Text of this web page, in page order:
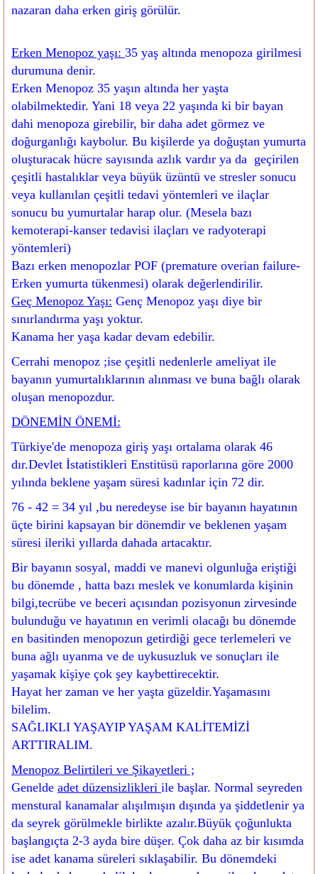
nazaran daha erken giriş görülür.
Erken Menopoz yaşı: 35 yaş altında menopoza girilmesi
durumuna denir.
Erken Menopoz 35 yaşın altında her yaşta
olabilmektedir. Yani 18 veya 22 yaşında ki bir bayan
dahi menopoza girebilir, bir daha adet görmez ve
doğurganlığı kaybolur. Bu kişilerde ya doğuştan yumurta
oluşturacak hücre sayısında azlık vardır ya da geçirilen
çeşitli hastalıklar veya büyük üzüntü ve stresler sonucu
veya kullanılan çeşitli tedavi yöntemleri ve ilaçlar
sonucu bu yumurtalar harap olur. (Mesela bazı
kemoterapi-kanser tedavisi ilaçları ve radyoterapi
yöntemleri)
Bazı erken menopozlar POF (premature overian failure-
Erken yumurta tükenmesi) olarak değerlendirilir.
Geç Menopoz Yaşı: Genç Menopoz yaşı diye bir
sınırlandırma yaşı yoktur.
Kanama her yaşa kadar devam edebilir.
Cerrahi menopoz ;ise çeşitli nedenlerle ameliyat ile
bayanın yumurtalıklarının alınması ve buna bağlı olarak
oluşan menopozdur.
DÖNEMİN ÖNEMİ:
Türkiye'de menopoza giriş yaşı ortalama olarak 46
dır.Devlet İstatistikleri Enstitüsü raporlarına göre 2000
yılında beklene yaşam süresi kadınlar için 72 dir.
76 - 42 = 34 yıl ,bu neredeyse ise bir bayanın hayatının
üçte birini kapsayan bir dönemdir ve beklenen yaşam
süresi ileriki yıllarda dahada artacaktır.
Bir bayanın sosyal, maddi ve manevi olgunluğa eriştiği
bu dönemde , hatta bazı meslek ve konumlarda kişinin
bilgi,tecrübe ve beceri açısından pozisyonun zirvesinde
bulunduğu ve hayatının en verimli olacağı bu dönemde
en basitinden menopozun getirdiği gece terlemeleri ve
buna ağlı uyanma ve de uykusuzluk ve sonuçları ile
yaşamak kişiye çok şey kaybettirecektir.
Hayat her zaman ve her yaşta güzeldir.Yaşamasını
bilelim.
SAĞLIKLI YAŞAYIP YAŞAM KALİTEMİZİ
ARTTIRALIM.
Menopoz Belirtileri ve Şikayetleri ;
Genelde adet düzensizlikleri ile başlar. Normal seyreden
menstural kanamalar alışılmışın dışında ya şiddetlenir ya
da seyrek görülmekle birlikte azalır.Büyük çoğunlukta
başlangıçta 2-3 ayda bire düşer. Çok daha az bir kısımda
ise adet kanama süreleri sıklaşabilir. Bu dönemdeki